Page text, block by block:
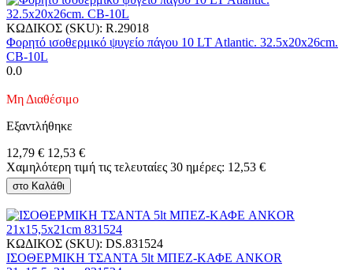
ΚΩΔΙΚΟΣ (SKU): R.29018
Φορητό ισοθερμικό ψυγείο πάγου 10 LT Atlantic. 32.5x20x26cm.
CB-10L
0.0
Μη Διαθέσιμο
Εξαντλήθηκε
12,79 € 12,53 €
Χαμηλότερη τιμή τις τελευταίες 30 ημέρες: 12,53 €
στο Καλάθι
ΚΩΔΙΚΟΣ (SKU): DS.831524
ΙΣΟΘΕΡΜΙΚΗ ΤΣΑΝΤΑ 5lt ΜΠΕΖ-ΚΑΦΕ ANKOR